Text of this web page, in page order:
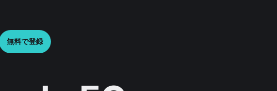
無料で登録